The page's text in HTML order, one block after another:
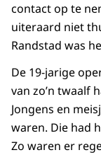
contact op te
uiteraard niet
Randstad was
De 19-jarige
van zo’n twaalf
Jongens en
waren. Die had
Zo waren er